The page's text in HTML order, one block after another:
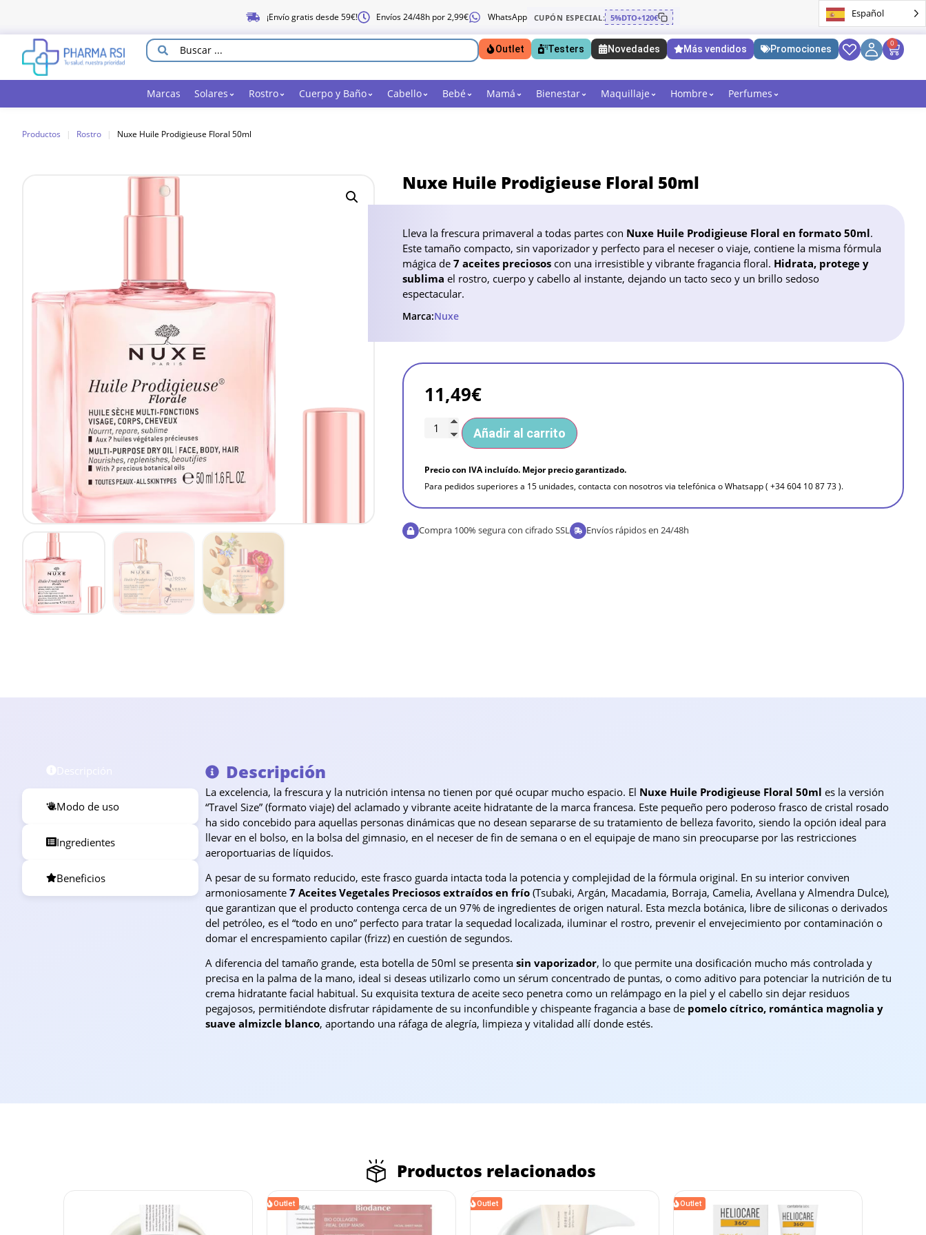
¡Envío gratis desde 59€! Envíos 24/48h por 2,99€ WhatsApp CUPÓN ESPECIAL: 5%DTO+120€ Español
Outlet Testers Novedades Más vendidos Promociones
0
Marcas Solares Rostro Cuerpo y Baño Cabello Bebé Mamá Bienestar Maquillaje Hombre Perfumes
Productos | Rostro | Nuxe Huile Prodigieuse Floral 50ml
Nuxe Huile Prodigieuse Floral 50ml
Lleva la frescura primaveral a todas partes con Nuxe Huile Prodigieuse Floral en formato 50ml.
Este tamaño compacto, sin vaporizador y perfecto para el neceser o viaje, contiene la misma fórmula
mágica de 7 aceites preciosos con una irresistible y vibrante fragancia floral. Hidrata, protege y
sublima el rostro, cuerpo y cabello al instante, dejando un tacto seco y un brillo sedoso
espectacular.
Marca:Nuxe
11,49€
Añadir al carrito
Precio con IVA incluído. Mejor precio garantizado.
Para pedidos superiores a 15 unidades, contacta con nosotros via telefónica o Whatsapp ( +34 604 10 87 73 ).
Compra 100% segura con cifrado SSL Envíos rápidos en 24/48h
Modo de uso
Ingredientes
Beneficios
Descripción
La excelencia, la frescura y la nutrición intensa no tienen por qué ocupar mucho espacio. El Nuxe Huile Prodigieuse Floral 50ml es la versión
“Travel Size” (formato viaje) del aclamado y vibrante aceite hidratante de la marca francesa. Este pequeño pero poderoso frasco de cristal rosado
ha sido concebido para aquellas personas dinámicas que no desean separarse de su tratamiento de belleza favorito, siendo la opción ideal para
llevar en el bolso, en la bolsa del gimnasio, en el neceser de fin de semana o en el equipaje de mano sin preocuparse por las restricciones
aeroportuarias de líquidos.
A pesar de su formato reducido, este frasco guarda intacta toda la potencia y complejidad de la fórmula original. En su interior conviven
armoniosamente 7 Aceites Vegetales Preciosos extraídos en frío (Tsubaki, Argán, Macadamia, Borraja, Camelia, Avellana y Almendra Dulce),
que garantizan que el producto contenga cerca de un 97% de ingredientes de origen natural. Esta mezcla botánica, libre de siliconas o derivados
del petróleo, es el “todo en uno” perfecto para tratar la sequedad localizada, iluminar el rostro, prevenir el envejecimiento por contaminación o
domar el encrespamiento capilar (frizz) en cuestión de segundos.
A diferencia del tamaño grande, esta botella de 50ml se presenta sin vaporizador, lo que permite una dosificación mucho más controlada y
precisa en la palma de la mano, ideal si deseas utilizarlo como un sérum concentrado de puntas, o como aditivo para potenciar la nutrición de tu
crema hidratante facial habitual. Su exquisita textura de aceite seco penetra como un relámpago en la piel y el cabello sin dejar residuos
pegajosos, permitiéndote disfrutar rápidamente de su inconfundible y chispeante fragancia a base de pomelo cítrico, romántica magnolia y
suave almizcle blanco, aportando una ráfaga de alegría, limpieza y vitalidad allí donde estés.
Productos relacionados
Outlet Outlet Outlet